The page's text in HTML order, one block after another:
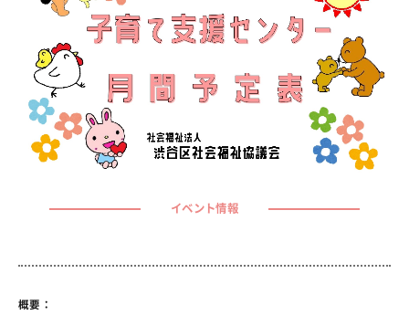
イベント情報
概要：